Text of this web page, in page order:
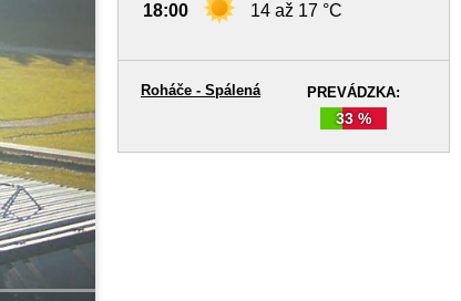
18:00 14 až 17 °C
PREVÁDZKA:
33 %
Roháče - Spálená